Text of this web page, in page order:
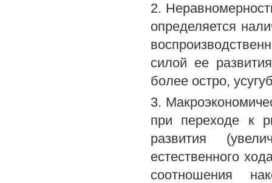
2.
определяется
силой ее
более остро,
3.
при переходе к
развития
естественного
соотношения